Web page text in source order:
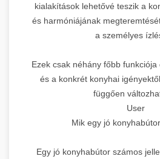
kialakítások lehetővé teszik a
és harmóniájának
a személyes
Ezek csak néhány főbb funkciója
és a konkrét konyhai
függően
User
Mik egy jó
Egy jó konyhabútor számos